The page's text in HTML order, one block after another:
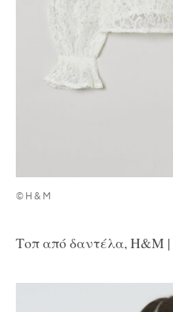
©Η&Μ
Τοπ από δαντέλα, H&M |